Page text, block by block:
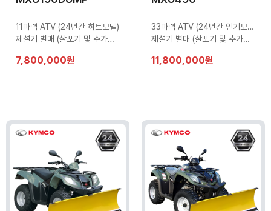
11마력 ATV (24년간 히트모델)
제설기 별매 (살포기 및 추가옵션 문의)
7,800,000원
33마력 ATV (24년간 인기모델)
제설기 별매 (살포기 및 추가옵션 문의)
11,800,000원